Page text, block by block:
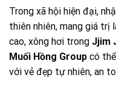
Trong xã hội hiện đại,
thiên nhiên, mang giá trị
cao, xông hơi trong Jjim
Muối Hồng Group có
với vẻ đẹp tự nhiên, an